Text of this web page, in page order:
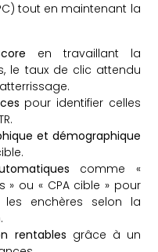
tout en maintenant la
en travaillant la
le taux de clic attendu
pour identifier celles
et démographique
comme «
» ou « CPA cible » pour
les enchères selon la
rentables grâce à un